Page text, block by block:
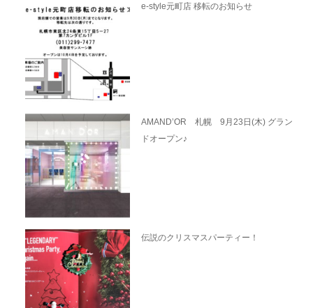
e-style元町店 移転のお知らせ
AMAND’OR 札幌 9月23日(木) グラン
ドオープン♪
伝説のクリスマスパーティー！